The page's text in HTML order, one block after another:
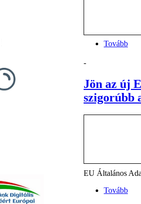
Tovább
-
Jön az új
szigorúbb
EU Általános
Tovább